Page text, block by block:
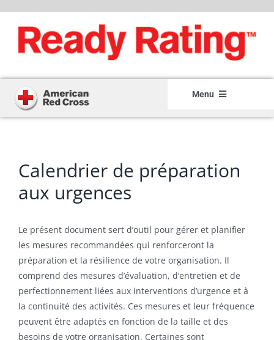
content
Menu
Home
Member Registration
About
Resource Center
Sponsors
Calendrier de préparation
aux urgences
Le présent document sert d’outil pour gérer et planifier
les mesures recommandées qui renforceront la
préparation et la résilience de votre organisation. Il
comprend des mesures d’évaluation, d’entretien et de
perfectionnement liées aux interventions d’urgence et à
la continuité des activités. Ces mesures et leur fréquence
peuvent être adaptés en fonction de la taille et des
besoins de votre organisation. Certaines sont